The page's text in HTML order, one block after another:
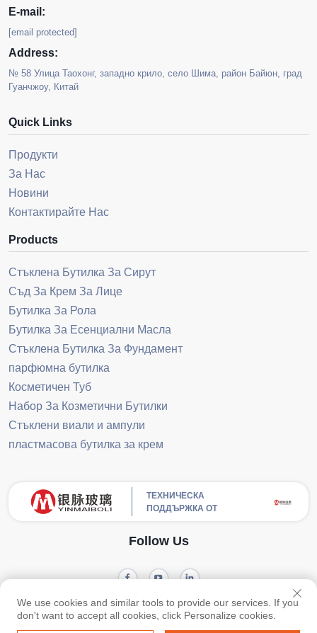
E-mail:
[email protected]
Address:
№ 58 Улица Таохонг, западно крило, село Шима, район Байюн, град
Гуанчжоу, Китай
Quick Links
Продукти
За Нас
Новини
Контактирайте Нас
Products
Стъклена Бутилка За Сирут
Съд За Крем За Лице
Бутилка За Рола
Бутилка За Есенциални Масла
Стъклена Бутилка За Фундамент
парфюмна бутилка
Косметичен Туб
Набор За Козметични Бутилки
Стъклени виали и ампули
пластмасова бутилка за крем
ТЕХНИЧЕСКА
ПОДДЪРЖКА ОТ
Follow Us
Всички права запазени. © Guangzhou Yinmai Glass Products Co., Ltd -
Privacy Policy- Blog
We use cookies and similar tools to provide our services. If you
don't want to accept all cookies, click Personalize cookies.